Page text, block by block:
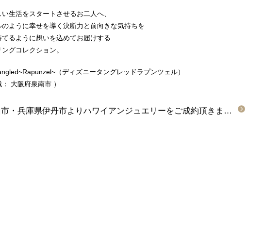
生活をスタートさせるお二人へ、
のように幸せを導く決断力と前向きな気持ちを
てるように想いを込めてお届けする
グコレクション。
（ディズニータングレッドラプンツェル）
大阪府泉南市 ）
京都福知山市・兵庫県伊丹市よりハワイアンジュエリーをご成約頂きました